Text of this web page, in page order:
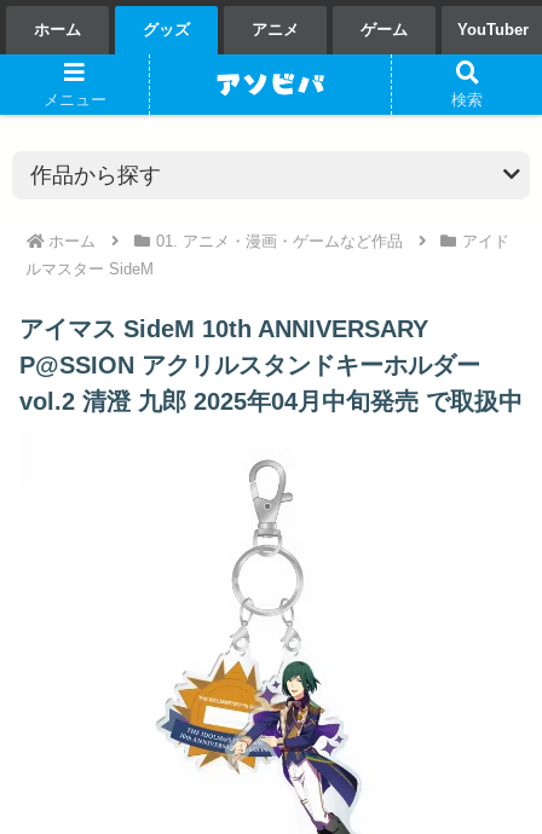
ホーム グッズ アニメ ゲーム YouTuber
ホーム 01. アニメ・漫画・ゲームなど作品
アイド
ルマスター SideM
アイマス SideM 10th ANNIVERSARY
P@SSION アクリルスタンドキーホルダー
vol.2 清澄 九郎 2025年04月中旬発売 で取扱中
メニュー 検索